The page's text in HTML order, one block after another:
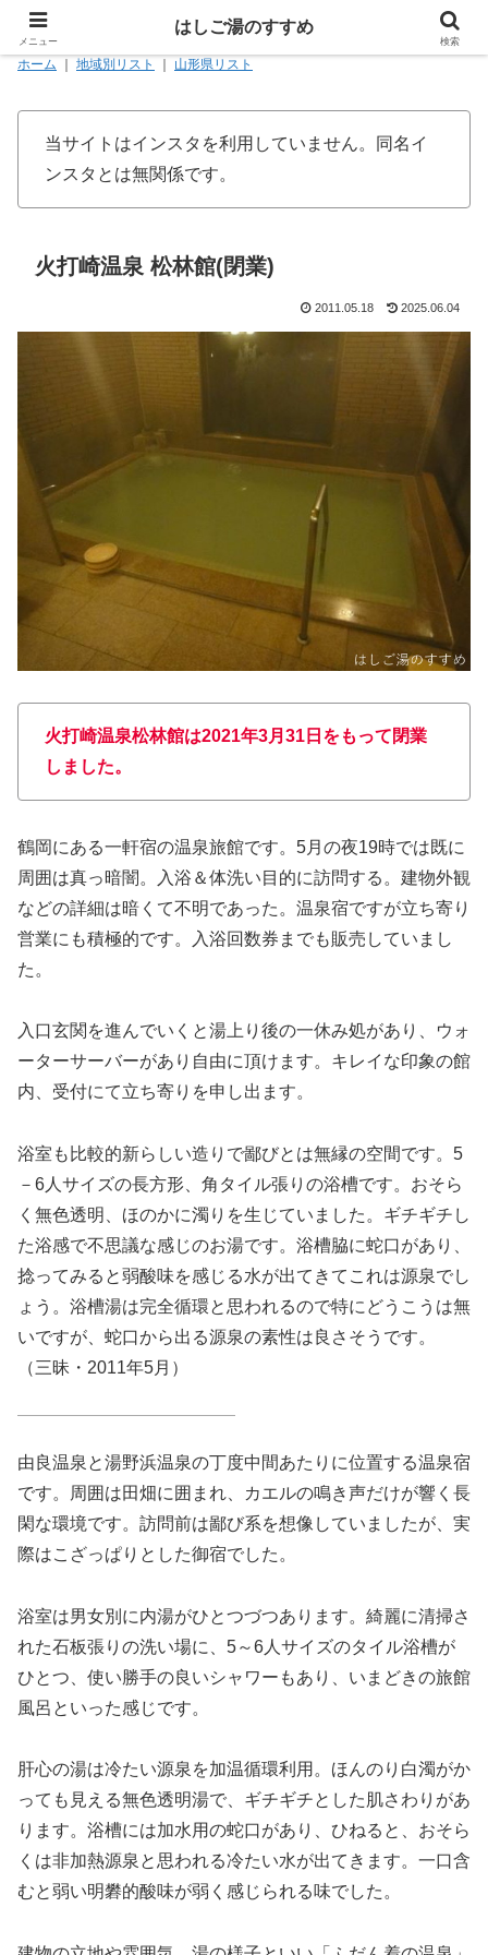
ホーム 地域別リスト 山形県リスト
当サイトはインスタを利用していません。同名イ
ンスタとは無関係です。
火打崎温泉 松林館(閉業)
2011.05.18 2025.06.04
火打崎温泉松林館は2021年3月31日をもって閉業
しました。
鶴岡にある一軒宿の温泉旅館です。5月の夜19時では既に
周囲は真っ暗闇。入浴＆体洗い目的に訪問する。建物外観
などの詳細は暗くて不明であった。温泉宿ですが立ち寄り
営業にも積極的です。入浴回数券までも販売していまし
た。
入口玄関を進んでいくと湯上り後の一休み処があり、ウォ
ーターサーバーがあり自由に頂けます。キレイな印象の館
内、受付にて立ち寄りを申し出ます。
浴室も比較的新らしい造りで鄙びとは無縁の空間です。5
－6人サイズの長方形、角タイル張りの浴槽です。おそら
く無色透明、ほのかに濁りを生じていました。ギチギチし
た浴感で不思議な感じのお湯です。浴槽脇に蛇口があり、
捻ってみると弱酸味を感じる水が出てきてこれは源泉でし
ょう。浴槽湯は完全循環と思われるので特にどうこうは無
いですが、蛇口から出る源泉の素性は良さそうです。
（三昧・2011年5月）
由良温泉と湯野浜温泉の丁度中間あたりに位置する温泉宿
です。周囲は田畑に囲まれ、カエルの鳴き声だけが響く長
閑な環境です。訪問前は鄙び系を想像していましたが、実
際はこざっぱりとした御宿でした。
浴室は男女別に内湯がひとつづつあります。綺麗に清掃さ
れた石板張りの洗い場に、5～6人サイズのタイル浴槽が
ひとつ、使い勝手の良いシャワーもあり、いまどきの旅館
風呂といった感じです。
肝心の湯は冷たい源泉を加温循環利用。ほんのり白濁がか
っても見える無色透明湯で、ギチギチとした肌さわりがあ
ります。浴槽には加水用の蛇口があり、ひねると、おそら
くは非加熱源泉と思われる冷たい水が出てきます。一口含
むと弱い明礬的酸味が弱く感じられる味でした。
メニュー
はしご湯のすすめ
検索